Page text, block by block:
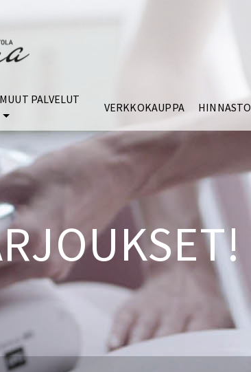
MUUT PALVELUT
VERKKOKAUPPA HINNASTO